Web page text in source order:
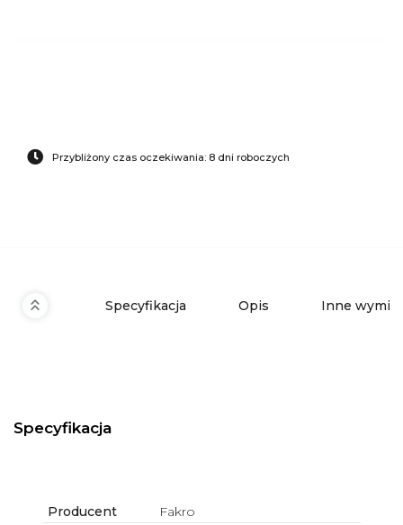
Przybliżony czas oczekiwania: 8 dni roboczych
Specyfikacja Opis Inne
Specyfikacja
Producent Fakro